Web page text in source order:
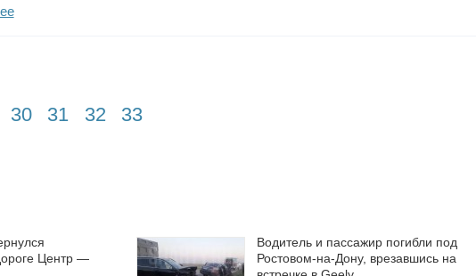
30 31 32 33
Центр —
Водитель и пассажир погибли под
Ростовом-на-Дону, врезавшись на